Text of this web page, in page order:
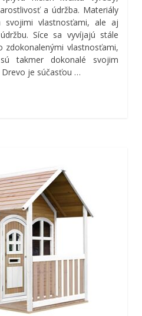
a údržba. Materiály
svojimi vlastnosťami, ale aj
Síce sa vyvíjajú stále
zdokonalenými vlastnosťami,
takmer dokonalé svojim
je súčasťou …